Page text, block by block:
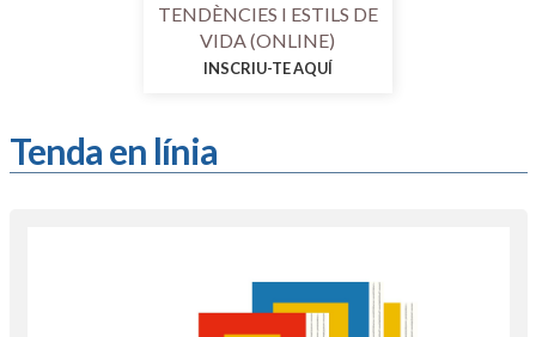
TENDÈNCIES I ESTILS DE
VIDA (ONLINE)
INSCRIU-TE AQUÍ
Tenda en línia